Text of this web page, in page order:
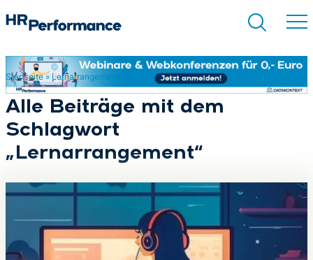
Suchen
Startseite» Lernarrangement
Alle Beiträge mit dem
Schlagwort
„Lernarrangement“